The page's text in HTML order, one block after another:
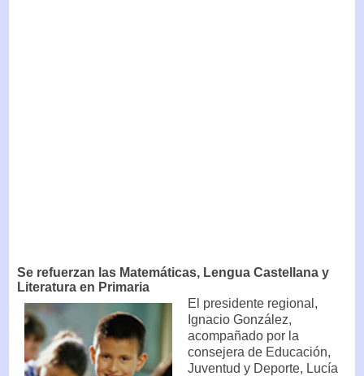
Se refuerzan las Matemáticas, Lengua Castellana y
Literatura en Primaria
El presidente regional,
Ignacio González,
acompañado por la
consejera de Educación,
Juventud y Deporte, Lucía